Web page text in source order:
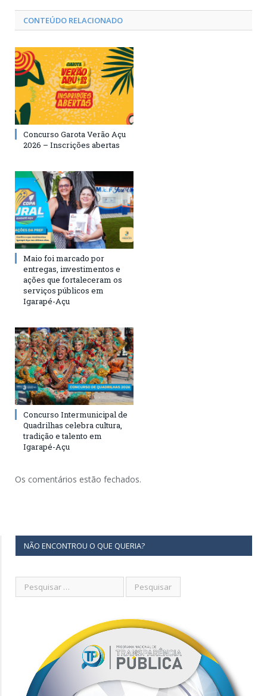
CONTEÚDO RELACIONADO
Concurso Garota Verão Açu
2026 – Inscrições abertas
Maio foi marcado por
entregas, investimentos e
ações que fortaleceram os
serviços públicos em
Igarapé-Açu
Concurso Intermunicipal de
Quadrilhas celebra cultura,
tradição e talento em
Igarapé-Açu
Os comentários estão fechados.
NÃO ENCONTROU O QUE QUERIA?